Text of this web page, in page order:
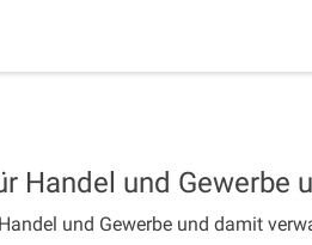
Handel und
und Gewerbe und damit